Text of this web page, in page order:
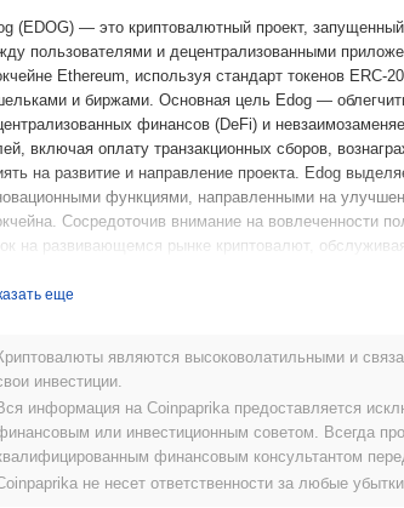
(EDOG) — это криптовалютный проект,
пользователями и децентрализованными
Ethereum, используя стандарт токенов ERC-
и биржами. Основная цель Edog —
финансов (DeFi) и
включая оплату транзакционных сборов,
на развитие и направление проекта. Edog
функциями, направленными на
Сосредоточив внимание на вовлеченности
на развивающемся рынке криптовалют,
возник в марте 2021 года, когда основная
структуру. Проект запустил свою
экспериментировать с его функциями и
в сентябре 2021 года, что ознаменовало его
создании надежной экосистемы, ориентированной
(DeFi). Первоначальное распределение
что обеспечило широкий доступ к токену без
еще
являются высоковолатильными и
инвестиции.
информация на Coinpaprika предоставляется
или инвестиционным советом. Всегда
финансовым консультантом
не несет ответственности за любые